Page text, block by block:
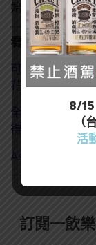
始終有三得利-
看了這篇的人也
可樂加花生？
花生」！
全球酒市低迷的
得Z世代青睞
Asahi罐裝「未
訂閱一飲
8/
（
活